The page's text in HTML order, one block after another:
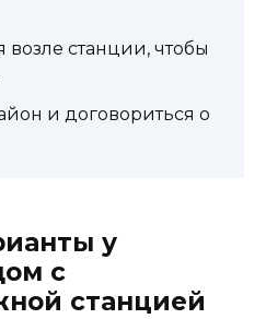
возле станции, чтобы
и договориться о
у
с
станцией